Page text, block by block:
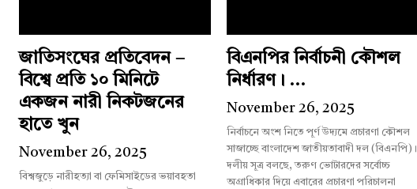
জাতিসংঘের প্রতিবেদন –
বিশ্বে প্রতি ১০ মিনিটে
একজন নারী নিকটজনের
হাতে খুন
November 26, 2025
বিশ্বজুড়ে নারীহত্যা বা ফেমিসাইডের ভয়াবহতা
বিএনপির নির্বাচনী কৌশল
নির্ধারণ। ...
November 26, 2025
নির্বাচনে অংশ নিতে পূর্ণ উদ্যমে প্রচারণা কৌশল
সাজাচ্ছে বাংলাদেশ জাতীয়তাবাদী দল (বিএনপি)।
দলীয় সূত্র বলছে, তরুণ ভোটারদের সর্বোচ্চ
অগ্রাধিকার দিয়ে এবারের প্রচারণা পরিচালনা